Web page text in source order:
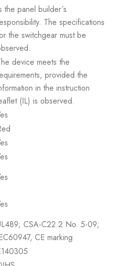
the panel builder´s
The specifications
the switchgear must be
device meets the
provided the
in the instruction
(IL) is observed.
CSA-C22.2 No. 5-09;
CE marking